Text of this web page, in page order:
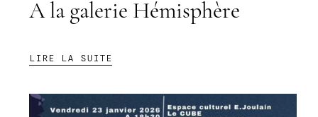
A la galerie Hémisphère
LIRE LA SUITE
A
GALERIE
HÉMISPHÈRE